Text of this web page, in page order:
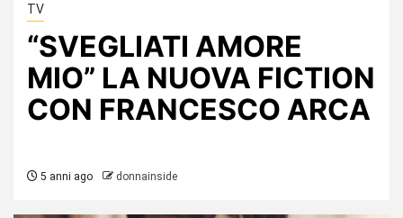
TV
“SVEGLIATI AMORE
MIO” LA NUOVA FICTION
CON FRANCESCO ARCA
5 anni ago donnainside